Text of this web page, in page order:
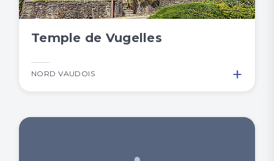
Temple de Vugelles
NORD VAUDOIS +